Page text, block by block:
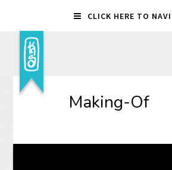
CLICK HERE TO
Making-Of